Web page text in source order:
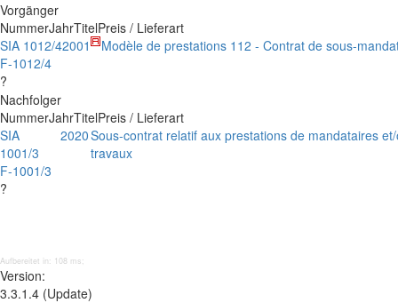
Vorgänger
NummerJahrTitelPreis / Lieferart
SIA 1012/4
F-1012/4
?
2001 Modèle de prestations 112 - Contrat de sous-
Nachfolger
NummerJahrTitelPreis / Lieferart
SIA
1001/3
F-1001/3
?
2020Sous-contrat relatif aux prestations de mandataires
travaux
Aufbereitet in: 108 ms;
Version:
3.3.1.4 (Update)